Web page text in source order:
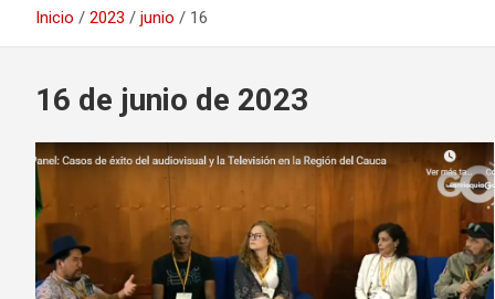
Inicio 2023 junio 16
16 de junio de 2023